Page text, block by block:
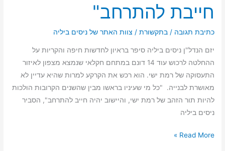
חייבת להתרחב"
כתיבת תגובה /בתקשורת / צוות האתר של ניסים ביליה
יזם הנדל"ן ניסים ביליה סיפר בראיון לחדשות חיפה והקריות על
ההחלטה לרכוש עוד 14 דונם במתחם חקלאי שנמצא מצפון לאיזור
התעסוקה של רמת ישי. הוא רכש את הקרקע למרות שהיא עדיין לא
מאושרת לבנייה. "כל מי שעיניו בראשו מבין שהשנים הקרובות הולכות
להיות תור הזהב של רמת ישי, והיישוב יהיה חייב להתרחב", הסביר
ניסים ביליה
Read More »